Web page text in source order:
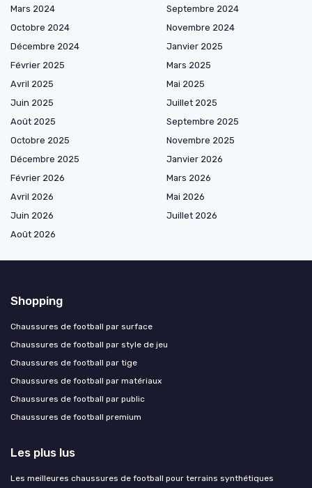
Mars 2024
Septembre 2024
Octobre 2024
Novembre 2024
Décembre 2024
Janvier 2025
Février 2025
Mars 2025
Avril 2025
Mai 2025
Juin 2025
Juillet 2025
Août 2025
Septembre 2025
Octobre 2025
Novembre 2025
Décembre 2025
Janvier 2026
Février 2026
Mars 2026
Avril 2026
Mai 2026
Juin 2026
Juillet 2026
Août 2026
Shopping
Chaussures de football par surface
Chaussures de football par style de jeu
Chaussures de football par tige
Chaussures de football par matériaux
Chaussures de football par public
Chaussures de football premium
Les plus lus
Les meilleures chaussures de football pour terrains synthétiques